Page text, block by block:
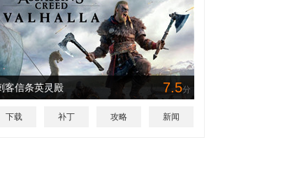
客信条英灵殿 7.5分
下载 补丁 攻略 新闻